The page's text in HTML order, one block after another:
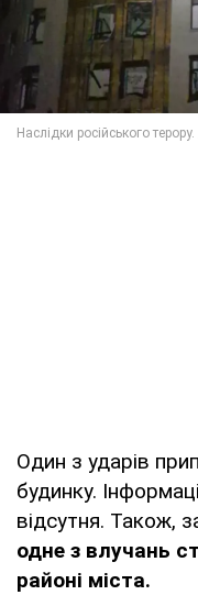
Один з ударів
будинку.
відсутня. Також,
одне з влучань
районі міста.